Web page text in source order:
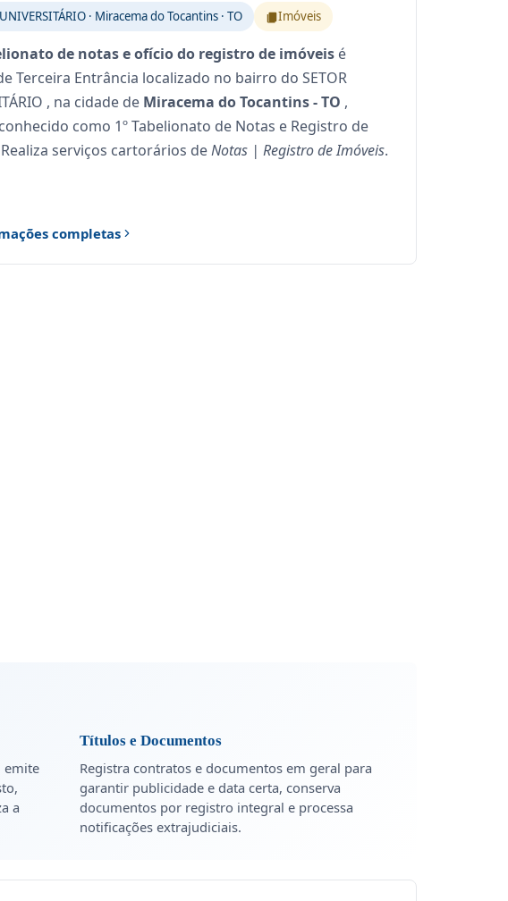
· Miracema do Tocantins · TO Imóveis
de notas e ofício do registro de imóveis é
Terceira Entrância localizado no bairro do SETOR
, na cidade de Miracema do Tocantins - TO ,
como 1º Tabelionato de Notas e Registro de
serviços cartorários deNotas | Registro de Imóveis.
completas
emite
a
Títulos e Documentos
Registra contratos e documentos em geral para
garantir publicidade e data certa, conserva
documentos por registro integral e processa
notificações extrajudiciais.